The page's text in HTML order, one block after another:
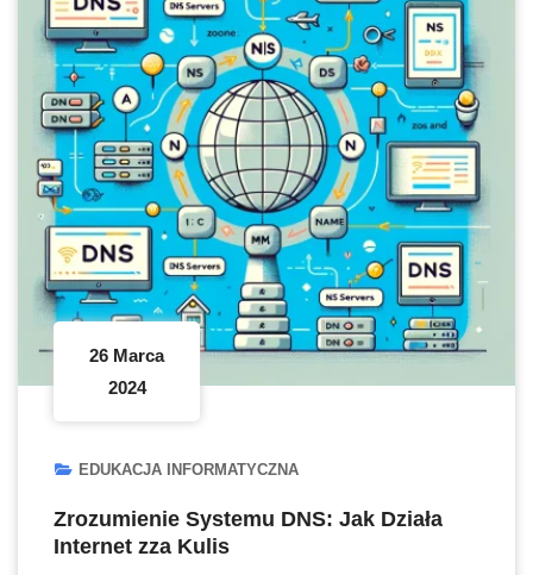
26 Marca
2024
EDUKACJA INFORMATYCZNA
Zrozumienie Systemu DNS: Jak Działa
Internet zza Kulis